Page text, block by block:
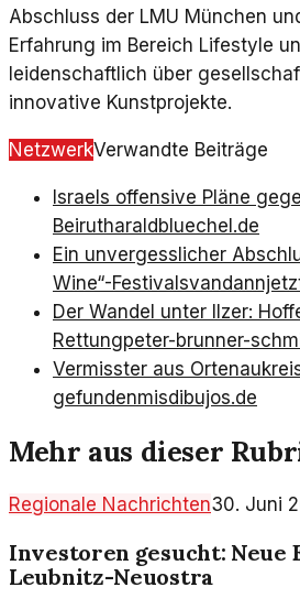
Abschluss der LMU München
Erfahrung im Bereich Lifestyle
leidenschaftlich über
innovative Kunstprojekte.
NetzwerkVerwandte Beiträge
Israels offensive Pläne
Beirutharaldbluechel.de
Ein unvergesslicher
Wine“-Festivals
Der Wandel unter Ilzer:
Rettungpeter-brunner-
Vermisster aus
gefundenmisdibujos.de
Mehr aus dieser
Regionale Nachrichten30. Juni
Investoren gesucht: Neue
Leubnitz-Neuostra